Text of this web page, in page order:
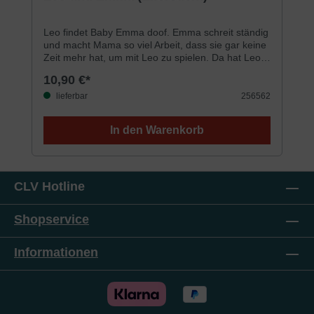
Leo findet Baby Emma doof. Emma schreit ständig
und macht Mama so viel Arbeit, dass sie gar keine
Zeit mehr hat, um mit Leo zu spielen. Da hat Leo
das Sofa – dann muss er sie nicht mehr sehen.
Aber Mama hat auch eine Idee … Eine Geschichte
Bände der Leo-Reihe erscheinen nach und nach
zu folgenden
und Wut
10,90 €*
lieferbar 256562
In den Warenkorb
CLV Hotline
Shopservice
Informationen